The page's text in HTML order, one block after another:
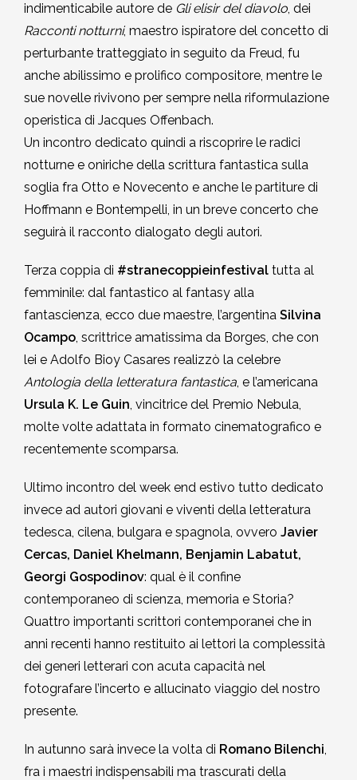
indimenticabile autore de Gli elisir del diavolo , dei
Racconti notturni, maestro ispiratore del concetto di
perturbante tratteggiato in seguito da Freud, fu
anche abilissimo e prolifico compositore, mentre le
sue novelle rivivono per sempre nella riformulazione
operistica di Jacques Offenbach.
Un incontro dedicato quindi a riscoprire le radici
notturne e oniriche della scrittura fantastica sulla
soglia fra Otto e Novecento e anche le partiture di
Hoffmann e Bontempelli, in un breve concerto che
seguirà il racconto dialogato degli autori.
Terza coppia di #stranecoppieinfestival tutta al
femminile: dal fantastico al fantasy alla
fantascienza, ecco due maestre, l’argentina Silvina
Ocampo , scrittrice amatissima da Borges, che con
lei e Adolfo Bioy Casares realizzò la celebre
Antologia della letteratura fantastica , e l’americana
Ursula K. Le Guin , vincitrice del Premio Nebula,
molte volte adattata in formato cinematografico e
recentemente scomparsa.
Ultimo incontro del week end estivo tutto dedicato
invece ad autori giovani e viventi della letteratura
tedesca, cilena, bulgara e spagnola, ovvero Javier
Cercas, Daniel Khelmann, Benjamin Labatut,
Georgi Gospodinov: qual è il confine
contemporaneo di scienza, memoria e Storia?
Quattro importanti scrittori contemporanei che in
anni recenti hanno restituito ai lettori la complessità
dei generi letterari con acuta capacità nel
fotografare l’incerto e allucinato viaggio del nostro
presente.
In autunno sarà invece la volta di Romano Bilenchi
fra i maestri indispensabili ma trascurati della